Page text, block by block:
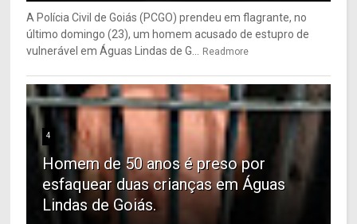
A Polícia Civil de Goiás (PCGO) prendeu em flagrante, no
último domingo (23), um homem acusado de estupro de
vulnerável em Águas Lindas de G... Readmore
4
Homem de 50 anos é preso por
esfaquear duas crianças em Águas
Lindas de Goiás.